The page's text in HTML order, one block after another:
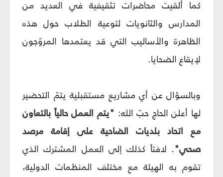
كما ألقيت محاضرات تثقيفية في العديد من
المدارس والثانويات لتوعية الطلاب حول هذه
الظاهرة والأساليب التي قد يعتمدها المروّجون
لإيقاع الضحايا.
وبالسؤال عن أي مشاريع مستقبلية يتمّ التحضير
لها أعلن الحاج حبّ الله: "يتم العمل حالياً بالتعاون
مع اتحاد بلديات الضاحية على إقامة مرصد
صحي". لافتاً كذلك إلى العمل المشترك الذي
تقوم به الهيئة مع مختلف المنظمات الدولية،